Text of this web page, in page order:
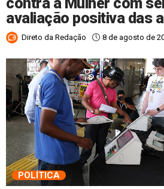
avaliação positiva das
Direto da Redação 8 de agosto de
POLÍTICA